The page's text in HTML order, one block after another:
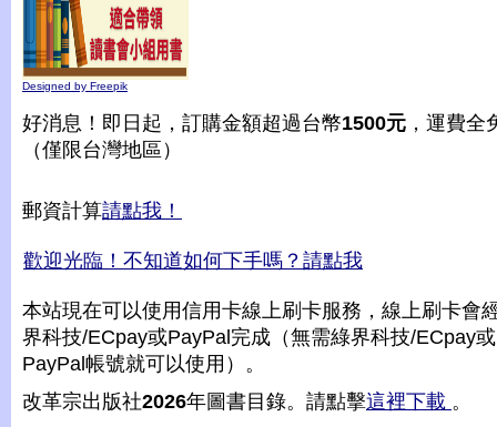
Designed by Freepik
好消息！即日起，訂購金額超過台幣1500元 ，運費全
（僅限台灣地區）
郵資計算請點我！
歡迎光臨！不知道如何下手嗎？請點我
本站現在可以使用信用卡線上刷卡服務，線上刷卡會
界科技/ECpay或PayPal完成（無需綠界科技/ECpay或
PayPal帳號就可以使用）。
改革宗出版社2026年圖書目錄。請點擊這裡下載 。